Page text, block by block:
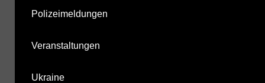
Polizeimeldungen
Veranstaltungen
Ukraine